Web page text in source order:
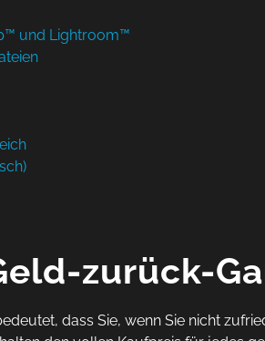
und Lightroom™
zurück-
dass Sie, wenn Sie nicht